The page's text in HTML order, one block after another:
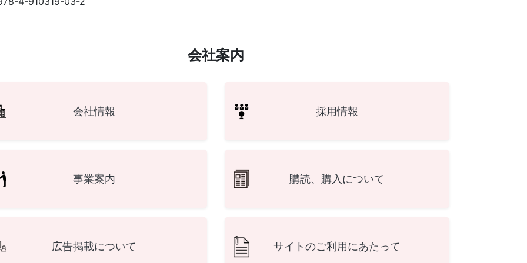
会社案内
会社情報 採用情報
事業案内 購読、購入について
広告掲載について サイトのご利用にあたって